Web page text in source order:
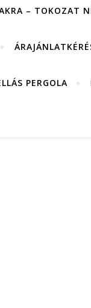
– TOKOZAT
PERGOLA